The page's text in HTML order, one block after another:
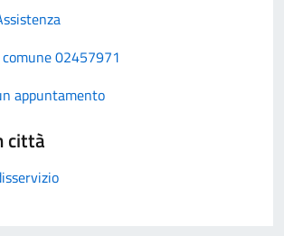
02457971
appuntamento
città